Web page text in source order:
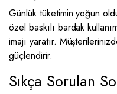
Günlük tüketimin yoğun
özel baskılı bardak
imajı yaratır.
güçlendirir.
Sıkça Sorulan